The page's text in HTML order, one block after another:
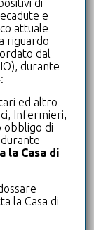
di
e
attuale
riguardo
dal
durante
ed altro
Infermieri,
obbligo di
durante
la Casa di
la Casa di